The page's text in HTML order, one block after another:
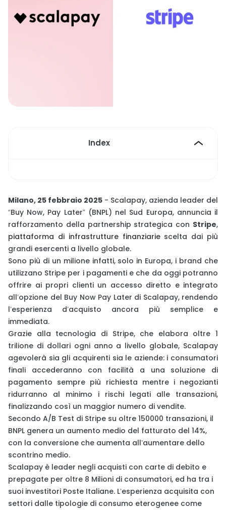
Index
Milano, 25 febbraio 2025 - Scalapay, azienda leader del
“Buy Now, Pay Later” (BNPL) nel Sud Europa, annuncia il
rafforzamento della partnership strategica con Stripe,
piattaforma di infrastrutture finanziarie scelta dai più
grandi esercenti a livello globale.
Sono più di un milione infatti, solo in Europa, i brand che
utilizzano Stripe per i pagamenti e che da oggi potranno
offrire ai propri clienti un accesso diretto e integrato
all’opzione del Buy Now Pay Later di Scalapay, rendendo
l’esperienza d’acquisto ancora più semplice e
immediata.
Grazie alla tecnologia di Stripe, che elabora oltre 1
trilione di dollari ogni anno a livello globale, Scalapay
agevolerà sia gli acquirenti sia le aziende: i consumatori
finali accederanno con facilità a una soluzione di
pagamento sempre più richiesta mentre i negozianti
ridurranno al minimo i rischi legati alle transazioni,
finalizzando così un maggior numero di vendite.
Secondo A/B Test di Stripe su oltre 150000 transazioni, il
BNPL genera un aumento medio del fatturato del 14%,
con la conversione che aumenta all’aumentare dello
scontrino medio.
Scalapay è leader negli acquisti con carte di debito e
prepagate per oltre 8 Milioni di consumatori, ed ha tra i
suoi investitori Poste Italiane. L’esperienza acquisita con
settori dalle tipologie di consumo eterogenee come